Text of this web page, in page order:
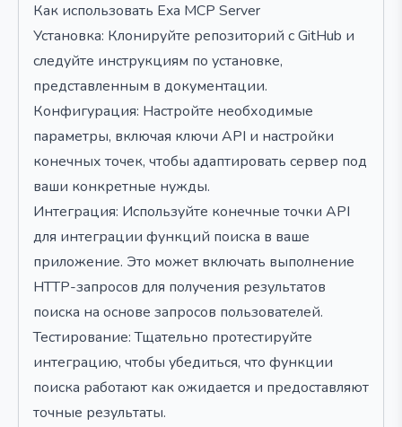
Как использовать Exa MCP Server
Установка: Клонируйте репозиторий с GitHub и
следуйте инструкциям по установке,
представленным в документации.
Конфигурация: Настройте необходимые
параметры, включая ключи API и настройки
конечных точек, чтобы адаптировать сервер под
ваши конкретные нужды.
Интеграция: Используйте конечные точки API
для интеграции функций поиска в ваше
приложение. Это может включать выполнение
HTTP-запросов для получения результатов
поиска на основе запросов пользователей.
Тестирование: Тщательно протестируйте
интеграцию, чтобы убедиться, что функции
поиска работают как ожидается и предоставляют
точные результаты.